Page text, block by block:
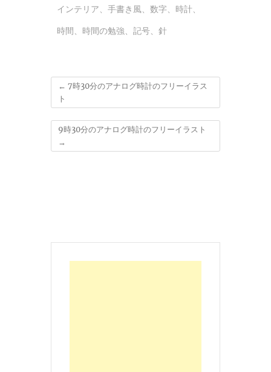
インテリア、 手書き風、 数字、 時計、
時間、 時間の勉強、 記号、 針
← 7時30分のアナログ時計のフリーイラス
ト
9時30分のアナログ時計のフリーイラスト
→